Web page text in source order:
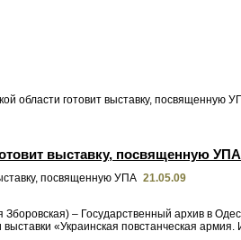
области готовит выставку, посвященную
выставку, посвященную УПА
21.05.09
– Государственный архив в
«Украинская повстанческая